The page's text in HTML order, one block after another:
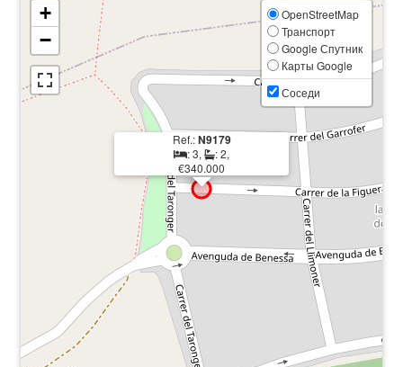
Ref.:N9179
: 3,
: 2,
€340.000
+
−
OpenStreetMap
Транспорт
Google Спутник
Карты Google
Соседи